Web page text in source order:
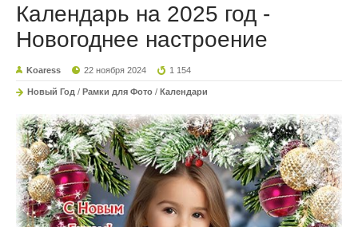
Календарь на 2025 год -
Новогоднее настроение
Koaress 22 ноября 2024 1 154
Новый Год / Рамки для Фото / Календари